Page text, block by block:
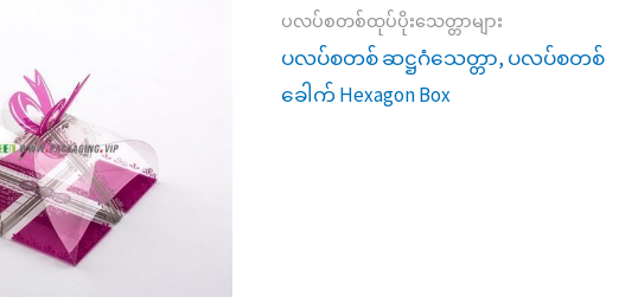
ပလပ်စတစ်ထုပ်ပိုးသေတ္တာများ
ပလပ်စတစ် ဆဋ္ဌဂံသေတ္တာ, ပလပ်စတစ်
ခေါက် Hexagon Box